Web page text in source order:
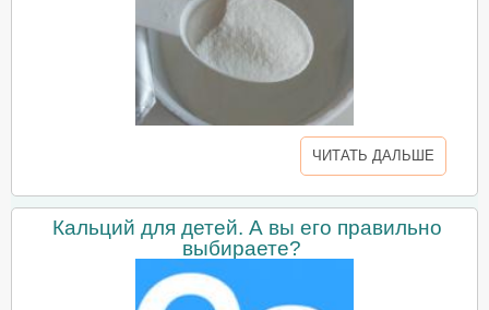
ЧИТАТЬ ДАЛЬШЕ
Кальций для детей. А вы его правильно
выбираете?